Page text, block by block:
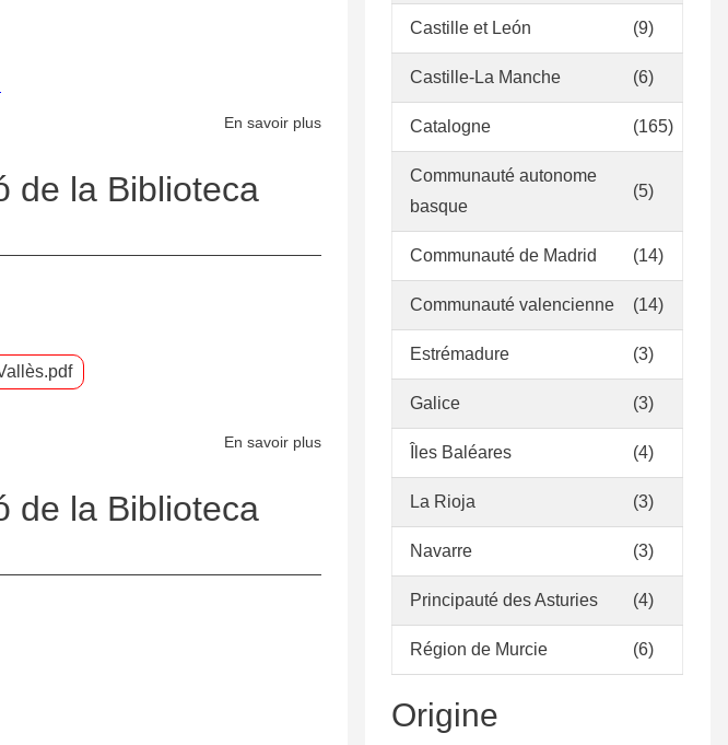
En savoir plussur
desenvolupament
la
i
de la Biblioteca
En savoir plussur
Desenvolupament
la
de la Biblioteca
Castille et León (9)
Castille-La Manche (6)
Catalogne (165)
Communauté autonome
basque
(5)
Communauté de Madrid (14)
Communauté valencienne (14)
Estrémadure (3)
Galice (3)
Îles Baléares (4)
La Rioja (3)
Navarre (3)
Principauté des Asturies (4)
Région de Murcie (6)
Origine